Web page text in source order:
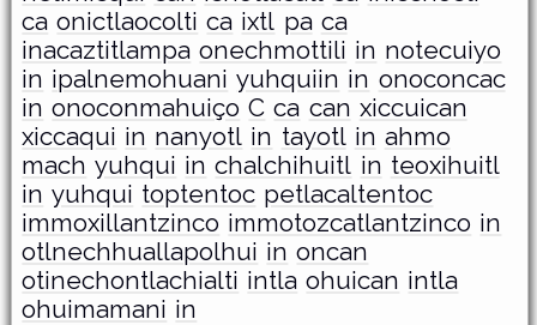
ca onictlaocolti ca ixtl pa ca
inacaztitlampa onechmottili in notecuiyo
in ipalnemohuani yuhquiin in onoconcac
in onoconmahuiço C ca can xiccuican
xiccaqui in nanyotl in tayotl in ahmo
mach yuhqui in chalchihuitl in teoxihuitl
in yuhqui toptentoc petlacaltentoc
immoxillantzinco immotozcatlantzinco in
otlnechhuallapolhui in oncan
otinechontlachialti intla ohuican intla
ohuimamani in